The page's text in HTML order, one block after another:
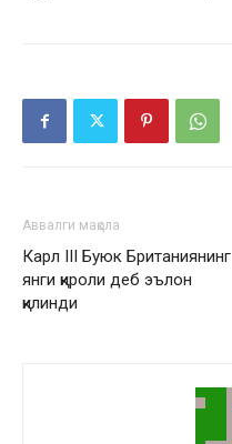
Аввалги мақола
Карл III Буюк Британиянинг
янги қироли деб эълон
қилинди